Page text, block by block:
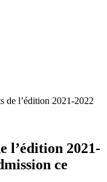
de l’édition 2021-2022
l’édition 2021-
ce